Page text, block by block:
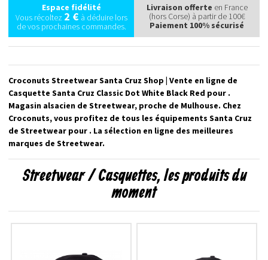
Espace fidélité
Vous récoltez 2 €à déduire lors
de vos prochaines commandes.
Livraison offerte en France
(hors Corse) à partir de 100€
Paiement 100% sécurisé
Croconuts Streetwear Santa Cruz Shop | Vente en ligne de
Casquette Santa Cruz Classic Dot White Black Red pour .
Magasin alsacien de Streetwear, proche de Mulhouse. Chez
Croconuts, vous profitez de tous les équipements Santa Cruz
de Streetwear pour . La sélection en ligne des meilleures
marques de Streetwear.
Streetwear / Casquettes, les produits du
moment